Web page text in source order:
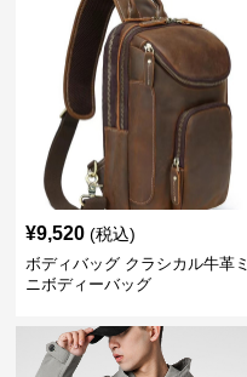
¥9,520 (税込)
ボディバッグ クラシカル牛革ミ
ニボディーバッグ